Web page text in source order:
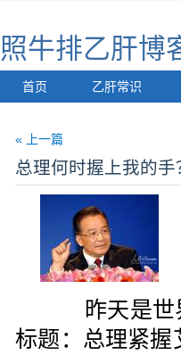
照牛排乙肝博
首页 乙肝常识
« 上一篇
总理何时握上我的手
昨天是世界
标题：总理紧握